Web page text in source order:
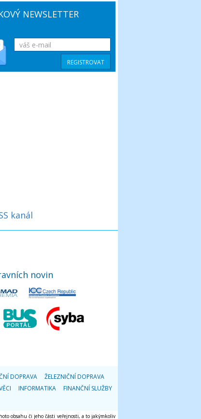
NEWSLETTER
kanál
novin
DOPRAVA
ŽELEZNIČNÍ DOPRAVA
INFORMATIKA
FINANČNÍ SLUŽBY
obsahu či jeho části veřejnosti, a to jakýmkoliv